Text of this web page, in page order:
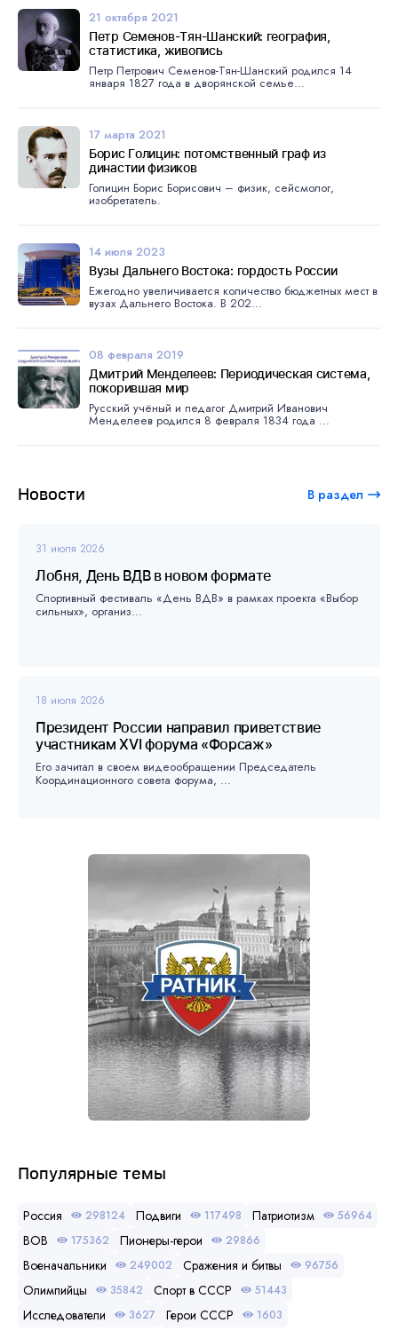
Новости В раздел
31 июля 2026
Лобня, День ВДВ в новом формате
Спортивный фестиваль «День ВДВ» в рамках проекта «Выбор
сильных», организ...
18 июля 2026
Президент России направил приветствие
участникам XVI форума «Форсаж»
Его зачитал в своем видеообращении Председатель
Координационного совета форума, ...
21 октября 2021
Петр Семенов-Тян-Шанский: география,
статистика, живопись
Петр Петрович Семенов-Тян-Шанский родился 14
января 1827 года в дворянской семье...
17 марта 2021
Борис Голицин: потомственный граф из
династии физиков
Голицин Борис Борисович – физик, сейсмолог,
изобретатель.
14 июля 2023
Вузы Дальнего Востока: гордость России
Ежегодно увеличивается количество бюджетных мест в
вузах Дальнего Востока. В 202...
08 февраля 2019
Дмитрий Менделеев: Периодическая система,
покорившая мир
Русский учёный и педагог Дмитрий Иванович
Менделеев родился 8 февраля 1834 года ...
Популярные темы
Россия 298124 Подвиги 117498 Патриотизм 56964
ВОВ 175362 Пионеры-герои 29866
Военачальники 249002 Сражения и битвы 96756
Олимпийцы 35842 Спорт в СССР 51443
Исследователи 3627 Герои СССР 1603